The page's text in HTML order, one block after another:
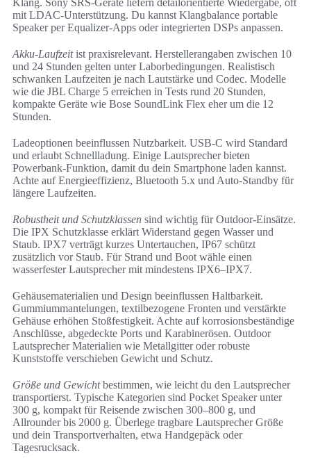
Klang. Sony SRS-Geräte liefern detailorientierte Wiedergabe, oft
mit LDAC-Unterstützung. Du kannst Klangbalance portable
Speaker per Equalizer-Apps oder integrierten DSPs anpassen.
Akku-Laufzeitist praxisrelevant. Herstellerangaben zwischen 10
und 24 Stunden gelten unter Laborbedingungen. Realistisch
schwanken Laufzeiten je nach Lautstärke und Codec. Modelle
wie die JBL Charge 5 erreichen in Tests rund 20 Stunden,
kompakte Geräte wie Bose SoundLink Flex eher um die 12
Stunden.
Ladeoptionen beeinflussen Nutzbarkeit. USB-C wird Standard
und erlaubt Schnellladung. Einige Lautsprecher bieten
Powerbank-Funktion, damit du dein Smartphone laden kannst.
Achte auf Energieeffizienz, Bluetooth 5.x und Auto-Standby für
längere Laufzeiten.
Robustheit und Schutzklassen sind wichtig für Outdoor-Einsätze.
Die IPX Schutzklasse erklärt Widerstand gegen Wasser und
Staub. IPX7 verträgt kurzes Untertauchen, IP67 schützt
zusätzlich vor Staub. Für Strand und Boot wähle einen
wasserfester Lautsprecher mit mindestens IPX6–IPX7.
Gehäusematerialien und Design beeinflussen Haltbarkeit.
Gummiummantelungen, textilbezogene Fronten und verstärkte
Gehäuse erhöhen Stoßfestigkeit. Achte auf korrosionsbeständige
Anschlüsse, abgedeckte Ports und Karabinerösen. Outdoor
Lautsprecher Materialien wie Metallgitter oder robuste
Kunststoffe verschieben Gewicht und Schutz.
Größe und Gewichtbestimmen, wie leicht du den Lautsprecher
transportierst. Typische Kategorien sind Pocket Speaker unter
300 g, kompakt für Reisende zwischen 300–800 g, und
Allrounder bis 2000 g. Überlege tragbare Lautsprecher Größe
und dein Transportverhalten, etwa Handgepäck oder
Tagesrucksack.